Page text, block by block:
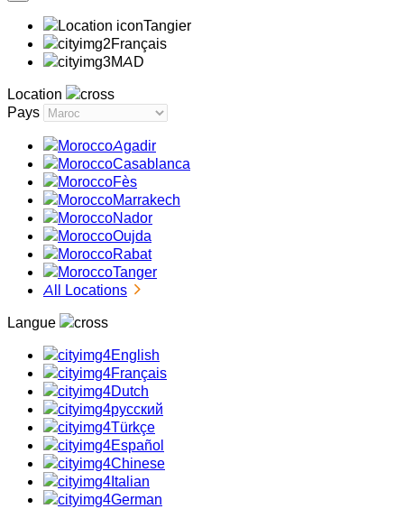
Tangier
Français
MAD
Location
Pays
Agadir
Casablanca
Fès
Marrakech
Nador
Oujda
Rabat
Tanger
All Locations
Langue
English
Français
Dutch
русский
Türkçe
Español
Chinese
Italian
German